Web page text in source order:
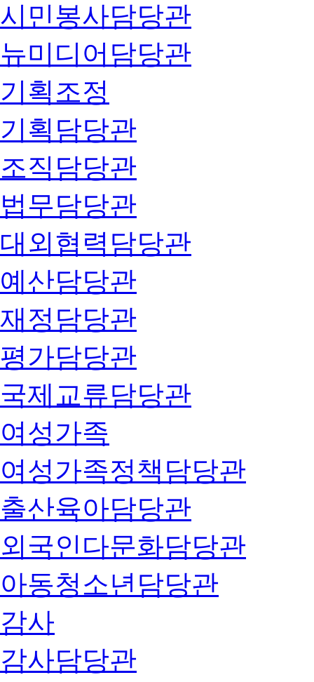
시민봉사담당관
뉴미디어담당관
기획조정
기획담당관
조직담당관
법무담당관
대외협력담당관
예산담당관
재정담당관
평가담당관
국제교류담당관
여성가족
여성가족정책담당관
출산육아담당관
외국인다문화담당관
아동청소년담당관
감사
감사담당관